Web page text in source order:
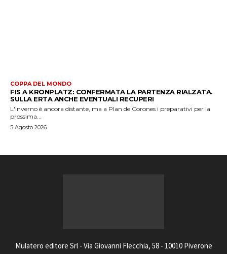
COPPA DEL MONDO
FIS A KRONPLATZ: CONFERMATA LA PARTENZA RIALZATA.
SULLA ERTA ANCHE EVENTUALI RECUPERI
L'inverno è ancora distante, ma a Plan de Corones i preparativi per la
prossima...
5 Agosto 2026
Mulatero editore Srl - Via Giovanni Flecchia, 58 - 10010 Piverone